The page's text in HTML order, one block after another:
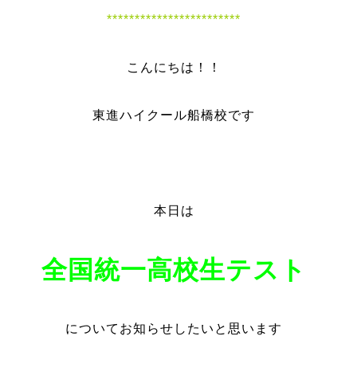
************************
こんにちは！！
東進ハイクール船橋校です
本日は
全国統一高校生テスト
について お知らせしたいと思います